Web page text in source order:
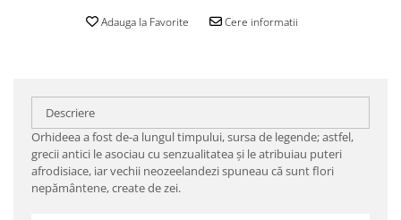
Adauga la Favorite Cere informatii
Descriere
Orhideea a fost de-a lungul timpului, sursa de legende; astfel,
grecii antici le asociau cu senzualitatea şi le atribuiau puteri
afrodisiace, iar vechii neozeelandezi spuneau că sunt flori
nepământene, create de zei.